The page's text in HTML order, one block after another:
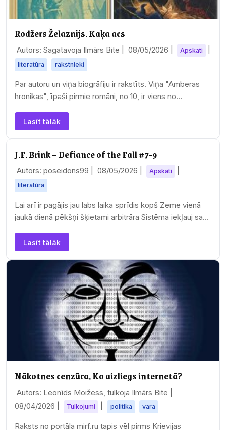
Rodžers Želaznijs. Kaķa acs
Autors: Sagatavoja Ilmārs Bite | 08/05/2026 Apskati
literatūra rakstnieki
Par autoru un viņa biogrāfiju ir rakstīts. Viņa "Amberas
hronikas", īpaši pirmie romāni, no 10, ir viens no
Lasīt tālāk
J.F. Brink – Defiance of the Fall #7-9
Autors: poseidons99 | 08/05/2026 Apskati
literatūra
Lai arī ir pagājis jau labs laika sprīdis kopš Zeme vienā
jaukā dienā pēkšņi šķietami arbitrāra Sistēma iekļauj savā
Lasīt tālāk
Nākotnes cenzūra. Ko aizliegs internetā?
Autors: Leonīds Moižess, tulkoja Ilmārs Bite |
08/04/2026
Tulkojumi politika vara
Raksts no portāla mirf.ru tapis vēl pirms Krievijas